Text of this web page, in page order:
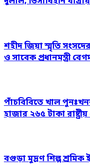
শহীদ জিয়া স্মৃতি
ও সাবেক প্রধানমন্ত্রী
পাঁচবিবিতে খাল
হাজার ২৬৫ টাকা
বগুড়া মুদ্রণ শিল্প শ্রমিক